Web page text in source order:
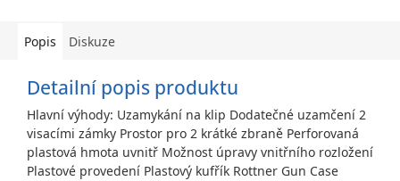
Popis Diskuze
Detailní popis produktu
Hlavní výhody: Uzamykání na klip Dodatečné uzamčení 2
visacími zámky Prostor pro 2 krátké zbraně Perforovaná
plastová hmota uvnitř Možnost úpravy vnitřního rozložení
Plastové provedení Plastový kufřík Rottner Gun Case